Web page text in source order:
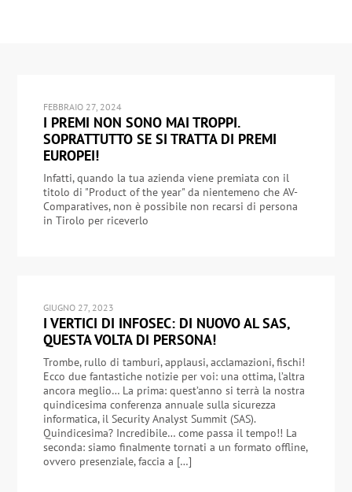
FEBBRAIO 27, 2024
I PREMI NON SONO MAI TROPPI.
SOPRATTUTTO SE SI TRATTA DI PREMI
EUROPEI!
Infatti, quando la tua azienda viene premiata con il
titolo di "Product of the year" da nientemeno che AV-
Comparatives, non è possibile non recarsi di persona
in Tirolo per riceverlo
GIUGNO 27, 2023
I VERTICI DI INFOSEC: DI NUOVO AL SAS,
QUESTA VOLTA DI PERSONA!
Trombe, rullo di tamburi, applausi, acclamazioni, fischi!
Ecco due fantastiche notizie per voi: una ottima, l’altra
ancora meglio… La prima: quest’anno si terrà la nostra
quindicesima conferenza annuale sulla sicurezza
informatica, il Security Analyst Summit (SAS).
Quindicesima? Incredibile… come passa il tempo!! La
seconda: siamo finalmente tornati a un formato offline,
ovvero presenziale, faccia a […]